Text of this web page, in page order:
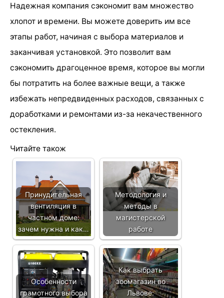
Надежная компания сэкономит вам множество
хлопот и времени. Вы можете доверить им все
этапы работ, начиная с выбора материалов и
заканчивая установкой. Это позволит вам
сэкономить драгоценное время, которое вы могли
бы потратить на более важные вещи, а также
избежать непредвиденных расходов, связанных с
доработками и ремонтами из-за некачественного
остекления.
Читайте також
Принудительная
вентиляция в
частном доме:
зачем нужна и как…
Методология и
методы в
магистерской
работе
Особенности
грамотного выбора
Как выбрать
зоомагазин во
Львове: